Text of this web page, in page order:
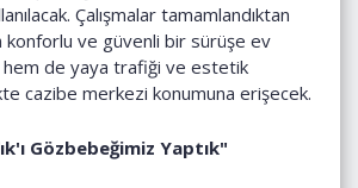
Çalışmalar tamamlandıktan
konforlu ve güvenli bir sürüşe ev
hem de yaya trafiği ve estetik
cazibe merkezi konumuna erişecek.
Gözbebeğimiz Yaptık"